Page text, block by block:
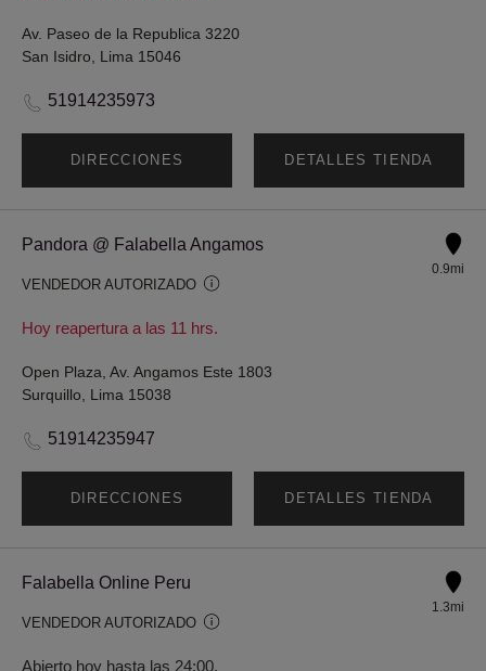
Av. Paseo de la Republica 3220
San Isidro, Lima 15046
51914235973
DIRECCIONES DETALLES TIENDA
Pandora @ Falabella Angamos
VENDEDOR AUTORIZADO
Hoy reapertura a las 11 hrs.
0.9mi
Open Plaza, Av. Angamos Este 1803
Surquillo, Lima 15038
51914235947
DIRECCIONES DETALLES TIENDA
Falabella Online Peru
VENDEDOR AUTORIZADO
Abierto hoy hasta las 24:00.
1.3mi